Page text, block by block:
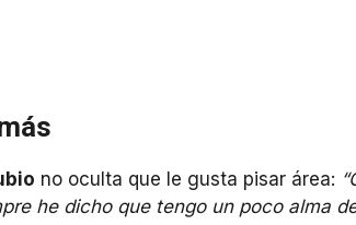
no oculta que le gusta pisar área:
he dicho que tengo un poco alma